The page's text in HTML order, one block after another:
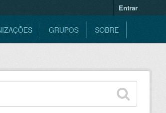
Entrar
GRUPOS SOBRE